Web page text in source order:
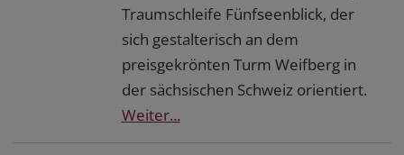
Traumschleife Fünfseenblick, der
sich gestalterisch an dem
preisgekrönten Turm Weifberg in
der sächsischen Schweiz orientiert.
Weiter...